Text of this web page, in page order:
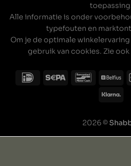
Alle informatie is onder
typefouten en
Om je de optimale
gebruik van cookies. Zie ook
2026 ©